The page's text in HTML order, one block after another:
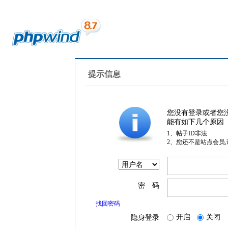
提示信息
您没有登录或者您
能有如下几个原因
1、帖子ID非法
2、您还不是站点会员
密 码
找回密码
隐身登录 开启 关闭